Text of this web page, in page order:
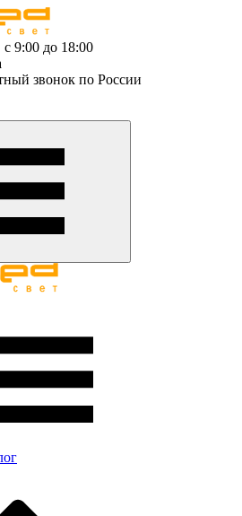
9:00 до 18:00
звонок по России